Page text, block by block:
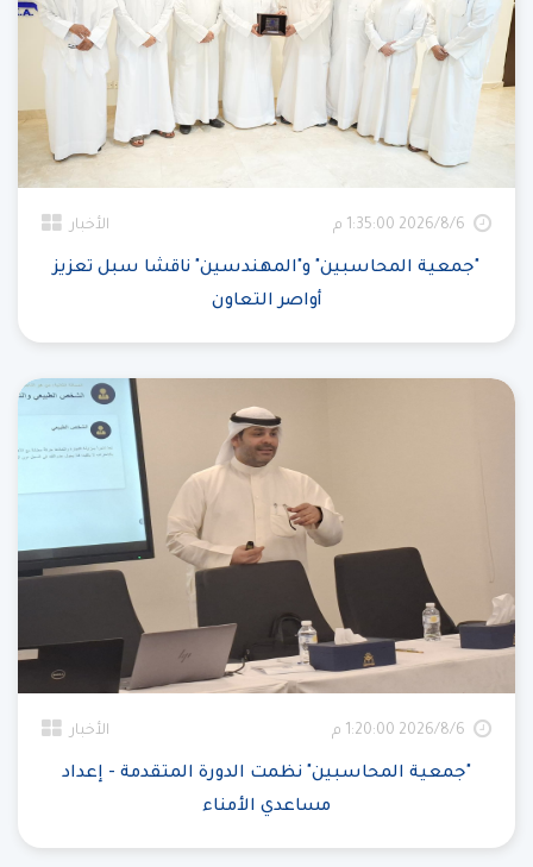
6‏‏/8‏‏/2026 1:35:00 م الأخبار
"جمعية المحاسبين" و"المهندسين" ناقشا سبل تعزيز
أواصر التعاون
6‏‏/8‏‏/2026 1:20:00 م الأخبار
"جمعية المحاسبين" نظمت الدورة المتقدمة - إعداد
مساعدي الأمناء